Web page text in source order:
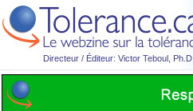
Directeur / Éditeur: Victor Teboul, Ph.D.